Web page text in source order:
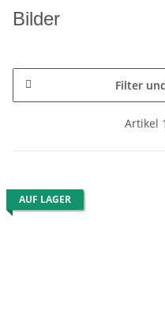
Bilder
Filter
Artikel
AUF LAGER